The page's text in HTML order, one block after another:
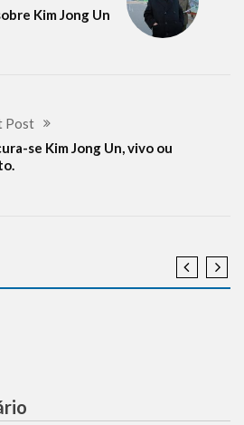
Kim Jong Un
Post
se Kim Jong Un, vivo ou
NEWS DIPLOMACIA